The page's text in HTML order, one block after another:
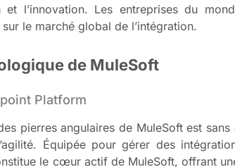
et l’innovation. Les entreprises du
le marché global de l’intégration.
de MuleSoft
Platform
pierres angulaires de MuleSoft est
Équipée pour gérer des
le cœur actif de MuleSoft, offrant